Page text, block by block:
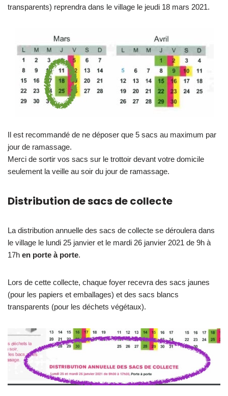
transparents) reprendra dans le village le jeudi 18 mars 2021.
Il est recommandé de ne déposer que 5 sacs au maximum par
jour de ramassage.
Merci de sortir vos sacs sur le trottoir devant votre domicile
seulement la veille au soir du jour de ramassage.
Distribution de sacs de collecte
La distribution annuelle des sacs de collecte se déroulera dans
le village le lundi 25 janvier et le mardi 26 janvier 2021 de 9h à
17h en porte à porte.
Lors de cette collecte, chaque foyer recevra des sacs jaunes
(pour les papiers et emballages) et des sacs blancs
transparents (pour les déchets végétaux).